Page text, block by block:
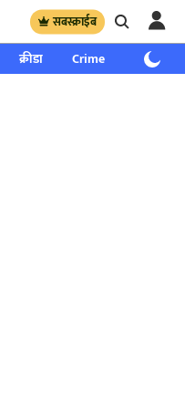
सबस्क्राईब
क्रीडा Crime साप्ताहिक